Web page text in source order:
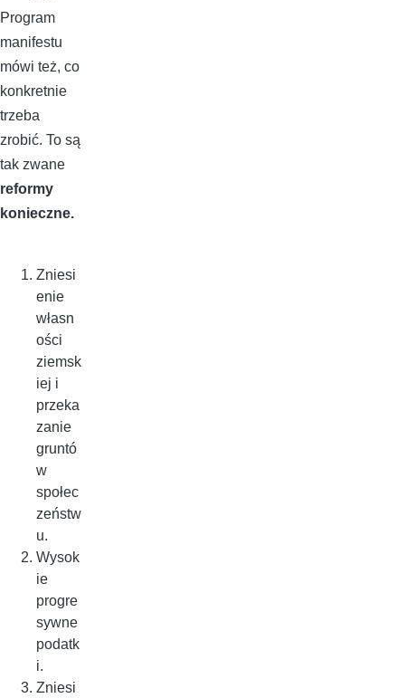
Program
manifestu
mówi też, co
konkretnie
trzeba
zrobić. To są
tak zwane
reformy
konieczne.
Zniesi
enie
własn
ości
ziemsk
iej i
przeka
zanie
gruntó
w
społec
zeństw
u.
Wysok
ie
progre
sywne
podatk
i.
Zniesi